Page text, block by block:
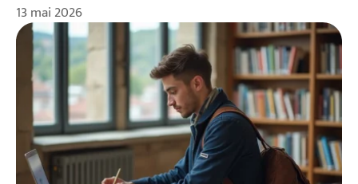
13 mai 2026